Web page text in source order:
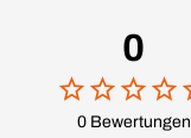
0
0 Bewertungen